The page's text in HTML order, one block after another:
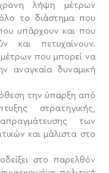
λήψη μέτρων
το διάστημα που
υπάρχουν και που
και πετυχαίνουν.
μέτρων που μπορεί να
αναγκαία δυναμική
την ύπαρξη από
στρατηγικής,
των
και μάλιστα στο
στο παρελθόν